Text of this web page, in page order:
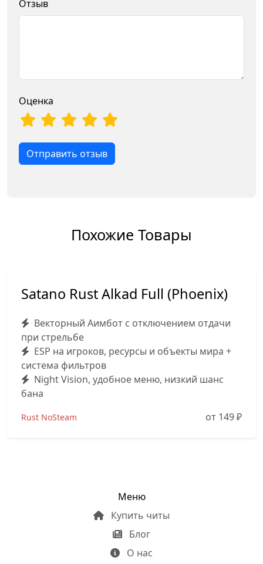
Отзыв
Оценка
Отправить отзыв
Похожие Товары
Satano Rust Alkad Full (Phoenix)
Векторный Аимбот с отключением отдачи
при стрельбе
ESP на игроков, ресурсы и объекты мира +
система фильтров
Night Vision, удобное меню, низкий шанс
бана
Rust NoSteam от 149₽
Меню
Купить читы
Блог
О нас